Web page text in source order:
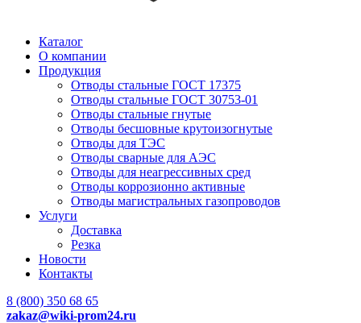
Каталог
О компании
Продукция
Отводы стальные ГОСТ 17375
Отводы стальные ГОСТ 30753-01
Отводы стальные гнутые
Отводы бесшовные крутоизогнутые
Отводы для ТЭС
Отводы сварные для АЭС
Отводы для неагрессивных сред
Отводы коррозионно активные
Отводы магистральных газопроводов
Услуги
Доставка
Резка
Новости
Контакты
8 (800) 350 68 65
zakaz@wiki-prom24.ru